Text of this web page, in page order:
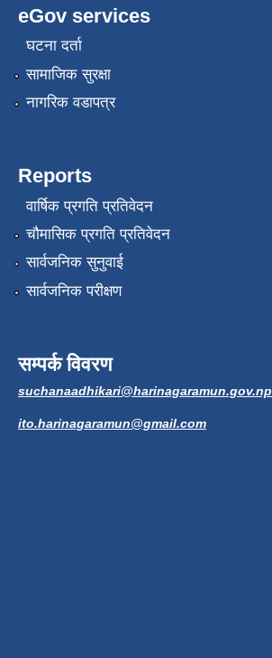
eGov services
घटना दर्ता
सामाजिक सुरक्षा
नागरिक वडापत्र
Reports
वार्षिक प्रगति प्रतिवेदन
चौमासिक प्रगति प्रतिवेदन
सार्वजनिक सुनुवाई
सार्वजनिक परीक्षण
सम्पर्क विवरण
suchanaadhikari@harinagaramun.gov.np
ito.harinagaramun@gmail.com